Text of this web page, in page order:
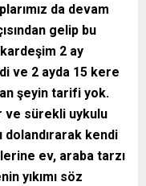
da devam
gelip bu
2 ay
ve 2 ayda 15 kere
şeyin tarifi yok.
ve sürekli uykulu
dolandırarak kendi
ev, araba tarzı
yıkımı söz